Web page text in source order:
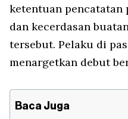
ketentuan pencatatan
dan kecerdasan
tersebut. Pelaku di
menargetkan debut
Baca Juga